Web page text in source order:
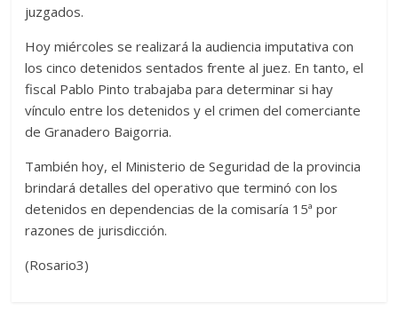
juzgados.
Hoy miércoles se realizará la audiencia imputativa con
los cinco detenidos sentados frente al juez. En tanto, el
fiscal Pablo Pinto trabajaba para determinar si hay
vínculo entre los detenidos y el crimen del comerciante
de Granadero Baigorria.
También hoy, el Ministerio de Seguridad de la provincia
brindará detalles del operativo que terminó con los
detenidos en dependencias de la comisaría 15ª por
razones de jurisdicción.
(Rosario3)